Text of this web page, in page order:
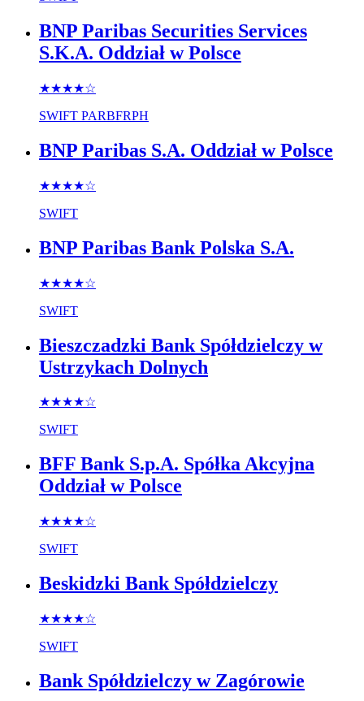
BNP Paribas Securities Services
S.K.A. Oddział w Polsce
★★★★☆
SWIFT PARBFRPH
BNP Paribas S.A. Oddział w Polsce
★★★★☆
SWIFT
BNP Paribas Bank Polska S.A.
★★★★☆
SWIFT
Bieszczadzki Bank Spółdzielczy w
Ustrzykach Dolnych
★★★★☆
SWIFT
BFF Bank S.p.A. Spółka Akcyjna
Oddział w Polsce
★★★★☆
SWIFT
Beskidzki Bank Spółdzielczy
★★★★☆
SWIFT
Bank Spółdzielczy w Zagórowie